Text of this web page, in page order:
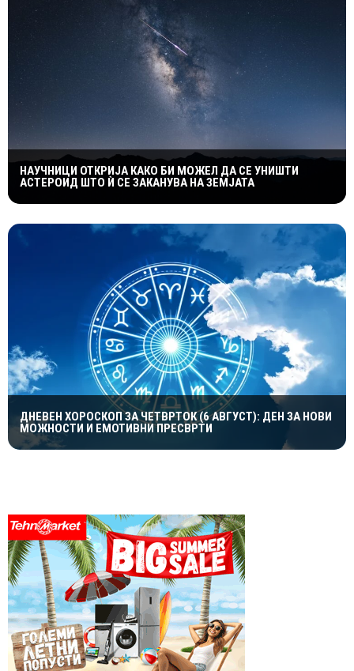
НАУЧНИЦИ ОТКРИЈА КАКО БИ МОЖЕЛ ДА СЕ УНИШТИ
АСТЕРОИД ШТО Ѝ СЕ ЗАКАНУВА НА ЗЕМЈАТА
ДНЕВЕН ХОРОСКОП ЗА ЧЕТВРТОК (6 АВГУСТ): ДЕН ЗА НОВИ
МОЖНОСТИ И ЕМОТИВНИ ПРЕСВРТИ